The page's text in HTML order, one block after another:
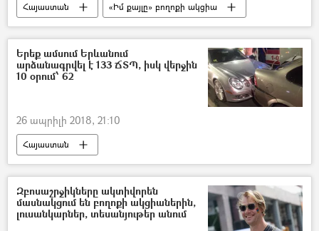
Հայաստան «Իմ քայլը» բողոքի ակցիա
Երեք ամսում Երևանում
արձանագրվել է 133 ՃՏՊ, իսկ վերջին
10 օրում՝ 62
26 ապրիլի 2018, 21:10
Հայաստան
Զբոսաշրջիկները ակտիվորեն
մասնակցում են բողոքի ակցիաներին,
լուսանկարներ, տեսանյութեր անում